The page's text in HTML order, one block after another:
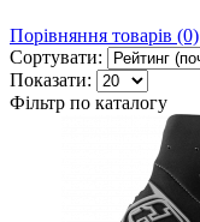
Порівняння товарів (0)
Сортувати:
Показати:
Фільтр по каталогу